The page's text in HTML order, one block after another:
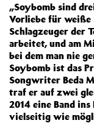
„Soybomb sind
Vorliebe für weiße
Schlagzeuger der
arbeitet, und am
bei dem man nie
Soybomb ist das
Songwriter Beda
traf er auf zwei
2014 eine Band
vielseitig wie